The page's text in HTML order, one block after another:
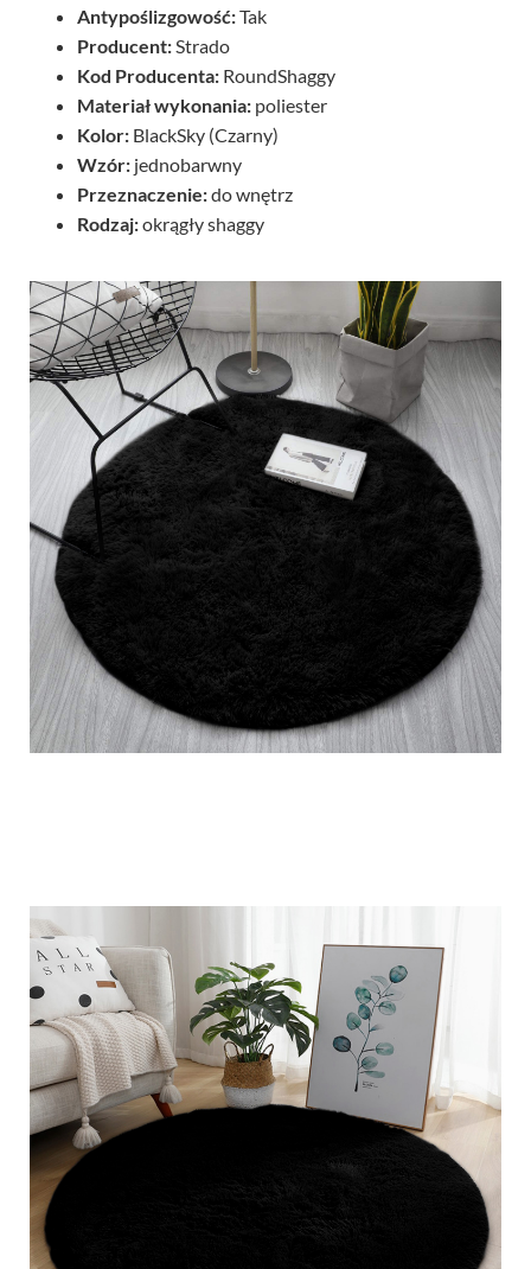
Antypoślizgowość:Tak
Producent:Strado
Kod Producenta: RoundShaggy
Materiał wykonania: poliester
Kolor: BlackSky (Czarny)
Wzór: jednobarwny
Przeznaczenie:do wnętrz
Rodzaj:okrągły shaggy